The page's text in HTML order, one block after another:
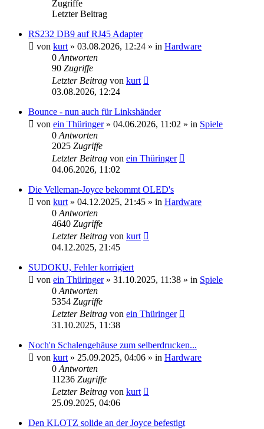
Zugriffe
Letzter Beitrag
RS232 DB9 auf RJ45 Adapter
von kurt » 03.08.2026, 12:24 » in Hardware
0 Antworten
90 Zugriffe
Letzter Beitrag von kurt
03.08.2026, 12:24
Bounce - nun auch für Linkshänder
von ein Thüringer» 04.06.2026, 11:02 » in Spiele
0 Antworten
2025 Zugriffe
Letzter Beitrag von ein Thüringer
04.06.2026, 11:02
Die Velleman-Joyce bekommt OLED's
von kurt » 04.12.2025, 21:45 » in Hardware
0 Antworten
4640 Zugriffe
Letzter Beitrag von kurt
04.12.2025, 21:45
SUDOKU, Fehler korrigiert
von ein Thüringer» 31.10.2025, 11:38 » in Spiele
0 Antworten
5354 Zugriffe
Letzter Beitrag von ein Thüringer
31.10.2025, 11:38
Noch'n Schalengehäuse zum selberdrucken...
von kurt » 25.09.2025, 04:06 » in Hardware
0 Antworten
11236 Zugriffe
Letzter Beitrag von kurt
25.09.2025, 04:06
Den KLOTZ solide an der Joyce befestigt